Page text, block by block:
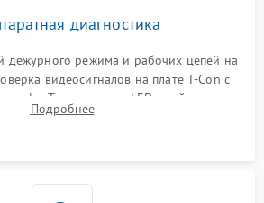
диагностика
дежурного режима и рабочих цепей на
видеосигналов на плате T-Con с
Тестирование LED-драйвера и
планок подсветки мультиметром.
Подробнее